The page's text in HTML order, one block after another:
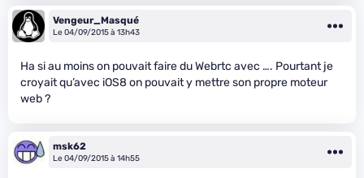
Vengeur_Masqué
Le 04/09/2015 à 13h43
Ha si au moins on pouvait faire du Webrtc avec …. Pourtant je
croyait qu’avec iOS8 on pouvait y mettre son propre moteur
web ?
msk62
Le 04/09/2015 à 14h55